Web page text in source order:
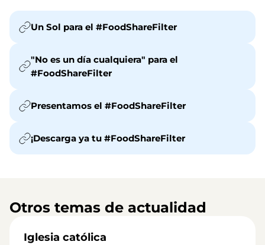
Un Sol para el #FoodShareFilter
"No es un día cualquiera" para el
#FoodShareFilter
Presentamos el #FoodShareFilter
¡Descarga ya tu #FoodShareFilter
Otros temas de actualidad
Iglesia católica